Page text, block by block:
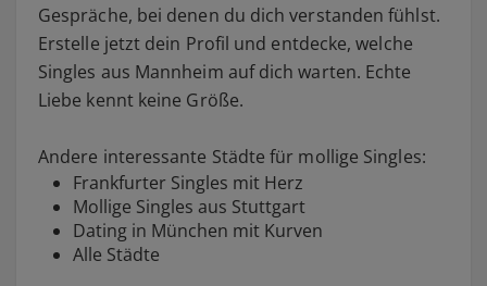
Gespräche, bei denen du dich verstanden fühlst.
Erstelle jetzt dein Profil und entdecke, welche
Singles aus Mannheim auf dich warten. Echte
Liebe kennt keine Größe.
Andere interessante Städte für mollige Singles:
Frankfurter Singles mit Herz
Mollige Singles aus Stuttgart
Dating in München mit Kurven
Alle Städte